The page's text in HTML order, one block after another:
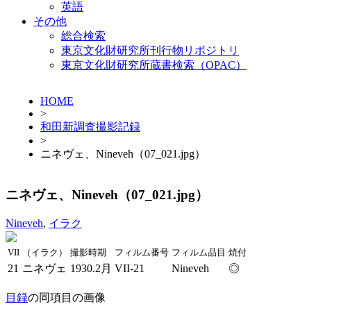
英語
その他
総合検索
東京文化財研究所刊行物リポジトリ
東京文化財研究所蔵書検索（OPAC）
HOME
>
和田新調査撮影記録
>
ニネヴェ、Nineveh（07_021.jpg）
ニネヴェ、Nineveh（07_021.jpg）
Nineveh, イラク
VII （イラク） 撮影時期 フィルム番号 フィルム品目 焼付
21 ニネヴェ 1930.2月 VII-21 Nineveh ◎
目録の同項目の画像